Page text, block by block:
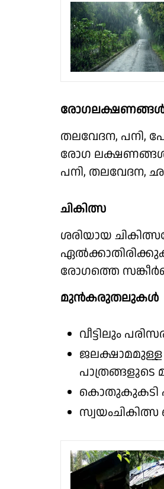
തലവേദന, പനി,
രോഗ ലക്ഷണങ്ങൾ.
പനി, തലവേദന,
ചികിത്സ
ശരിയായ
രോഗത്തെ
മുൻകരുതലുകൾ
വീട്ടിലും
ജലക്ഷാമമുള്ള
കൊതുകുകടി